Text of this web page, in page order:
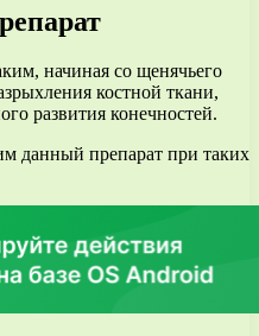
начиная со щенячьего
костной ткани,
развития конечностей.
данный препарат при таких